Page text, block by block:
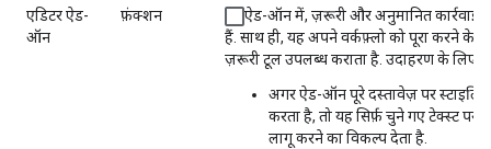
एडिटर ऐड-
ऑन
फ़ंक्शन
ऐड-ऑन में, ज़रूरी और अनुमानित
हैं. साथ ही, यह अपने वर्कफ़्लो को पूरा करने के
ज़रूरी टूल उपलब्ध कराता है. उदाहरण के लिए:
अगर ऐड-ऑन पूरे दस्तावेज़ पर
करता है, तो यह सिर्फ़ चुने गए टेक्स्ट पर
लागू करने का विकल्प देता है.